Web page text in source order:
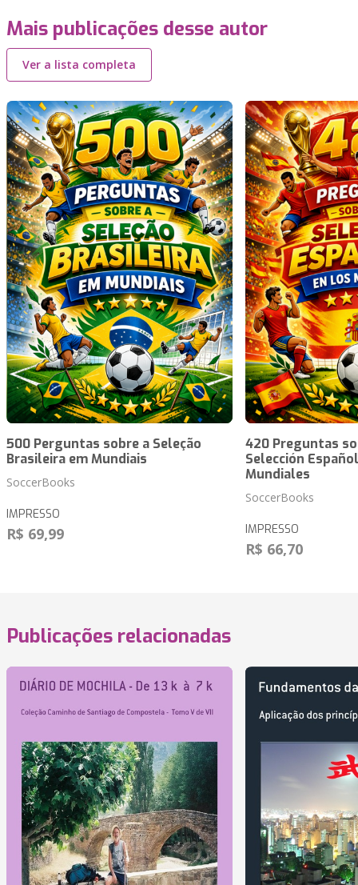
Mais publicações desse autor
Ver a lista completa
500 Perguntas sobre a Seleção
Brasileira em Mundiais
SoccerBooks
IMPRESSO
R$ 69,99
420 Preguntas
Selección
Mundiales
SoccerBooks
IMPRESSO
R$ 66,70
Publicações relacionadas